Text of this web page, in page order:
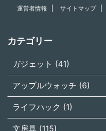
運営者情報 サイトマップ
カテゴリー
ガジェット (41)
アップルウォッチ (6)
ライフハック (1)
文房具 (115)